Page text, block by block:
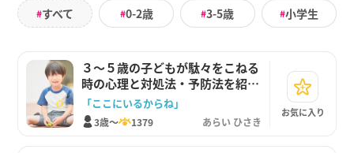
#すべて #0-2歳 #3-5歳 #小学生
３～５歳の子どもが駄々をこねる
時の心理と対処法・予防法を紹介
します。
「ここにいるからね」
3歳～ 1379 あらい ひさき
お気に入り